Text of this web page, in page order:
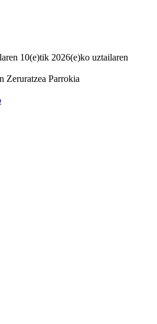
10(e)tik 2026(e)ko uztailaren
Zeruratzea Parrokia